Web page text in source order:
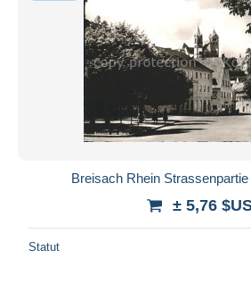
Appliquer
Breisach Rhein
± 5,76
Statut